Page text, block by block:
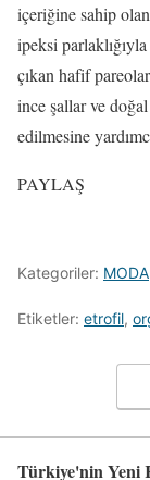
içeriğine sahip
ipeksi
çıkan hafif
ince şallar ve
edilmesine
PAYLAŞ
Kategoriler: MODA
Etiketler: etrofil,
Türkiye'nin Yeni